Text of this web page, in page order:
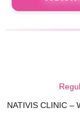
NATIVIS CLINIC –